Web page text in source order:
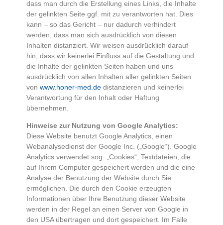
dass man durch die Erstellung eines Links, die Inhalte
der gelinkten Seite ggf. mit zu verantworten hat. Dies
kann – so das Gericht – nur dadurch verhindert
werden, dass man sich ausdrücklich von diesen
Inhalten distanziert. Wir weisen ausdrücklich darauf
hin, dass wir keinerlei Einfluss auf die Gestaltung und
die Inhalte der gelinkten Seiten haben und uns
ausdrücklich von allen Inhalten aller gelinkten Seiten
von www.honer-med.dedistanzieren und keinerlei
Verantwortung für den Inhalt oder Haftung
übernehmen.
Hinweise zur Nutzung von Google Analytics:
Diese Website benutzt Google Analytics, einen
Webanalysedienst der Google Inc. („Google“). Google
Analytics verwendet sog. „Cookies“, Textdateien, die
auf Ihrem Computer gespeichert werden und die eine
Analyse der Benutzung der Website durch Sie
ermöglichen. Die durch den Cookie erzeugten
Informationen über Ihre Benutzung dieser Website
werden in der Regel an einen Server von Google in
den USA übertragen und dort gespeichert. Im Falle